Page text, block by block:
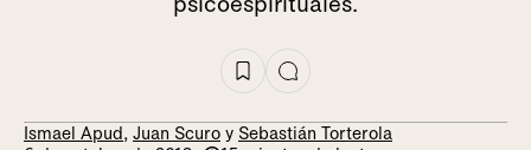
Ismael Apud, Juan Scuro y Sebastián Torterola